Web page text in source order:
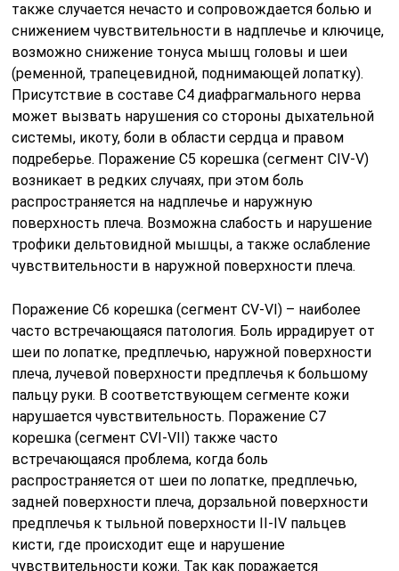
также случается нечасто и сопровождается болью и
снижением чувствительности в надплечье и ключице,
возможно снижение тонуса мышц головы и шеи
(ременной, трапецевидной, поднимающей лопатку).
Присутствие в составе С4 диафрагмального нерва
может вызвать нарушения со стороны дыхательной
системы, икоту, боли в области сердца и правом
подреберье. Поражение С5 корешка (сегмент СIV-V)
возникает в редких случаях, при этом боль
распространяется на надплечье и наружную
поверхность плеча. Возможна слабость и нарушение
трофики дельтовидной мышцы, а также ослабление
чувствительности в наружной поверхности плеча.
Поражение С6 корешка (сегмент СV-VI) – наиболее
часто встречающаяся патология. Боль иррадирует от
шеи по лопатке, предплечью, наружной поверхности
плеча, лучевой поверхности предплечья к большому
пальцу руки. В соответствующем сегменте кожи
нарушается чувствительность. Поражение С7
корешка (сегмент СVI-VII) также часто
встречающаяся проблема, когда боль
распространяется от шеи по лопатке, предплечью,
задней поверхности плеча, дорзальной поверхности
предплечья к тыльной поверхности II-IV пальцев
кисти, где происходит еще и нарушение
чувствительности кожи. Так как поражается